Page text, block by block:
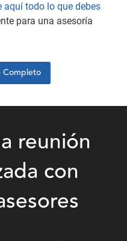
aquí todo lo que debes
para una asesoría
Completo
reunión
con